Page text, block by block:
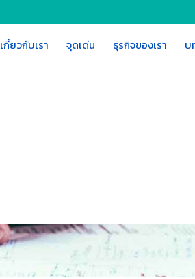
เกี่ยวกับเรา จุดเด่น ธุรกิจของเรา บ